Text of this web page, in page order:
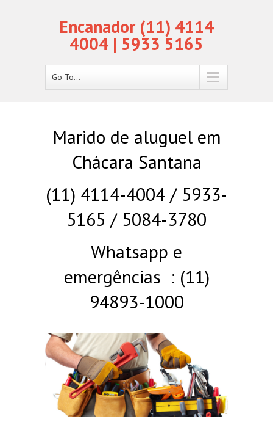
Encanador (11) 4114
4004 | 5933 5165
Go To...
Marido de aluguel em
Chácara Santana
(11) 4114-4004 / 5933-
5165 / 5084-3780
Whatsapp e
emergências : (11)
94893-1000